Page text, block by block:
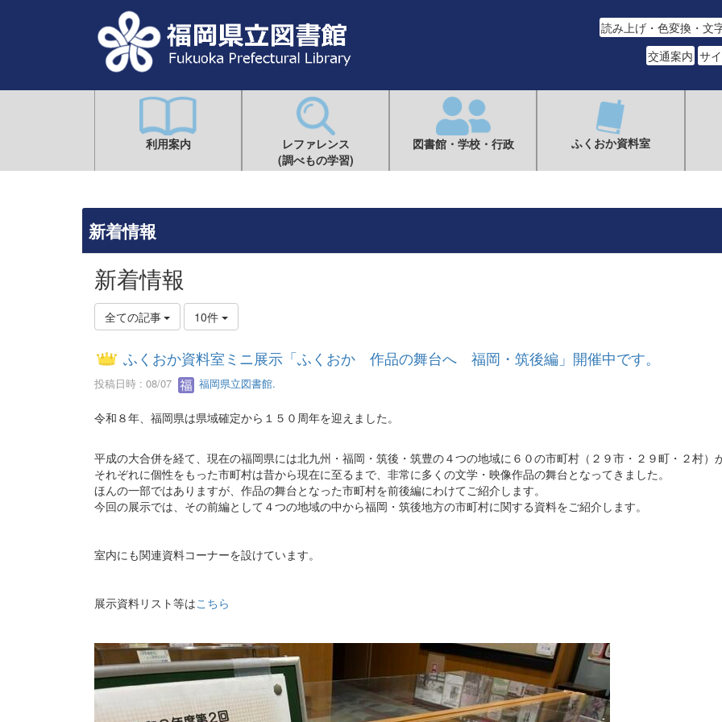
読み上げ・色変換・文
交通案内 サ
利用案内
レファレンス
(調べもの学習)
図書館・学校・行政 ふくおか資料室
新着情報
新着情報
全ての記事 10件
ふくおか資料室ミニ展示「ふくおか 作品の舞台へ 福岡・筑後編」開催中です。
投稿日時 : 08/07 福岡県立図書館.
令和８年、福岡県は県域確定から１５０周年を迎えました。
平成の大合併を経て、現在の福岡県には北九州・福岡・筑後・筑豊の４つの地域に６０の市町村（２９市・２９町・２村）
それぞれに個性をもった市町村は昔から現在に至るまで、非常に多くの文学・映像作品の舞台となってきました。
ほんの一部ではありますが、作品の舞台となった市町村を前後編にわけてご紹介します。
今回の展示では、その前編として４つの地域の中から福岡・筑後地方の市町村に関する資料をご紹介します。
室内にも関連資料コーナーを設けています。
展示資料リスト等はこちら